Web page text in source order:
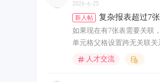
2026-6-25
新人帖 复杂报表超过7
如果现在有7张表需要关联
单元格父格设置跨无关联关
人才交流